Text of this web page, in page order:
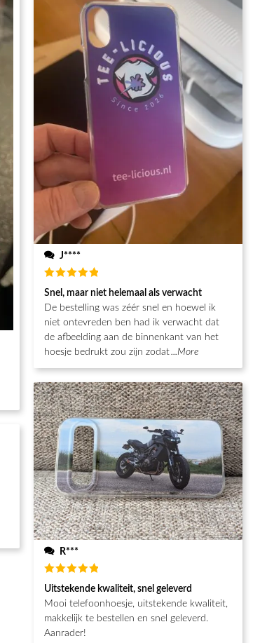
J****
Waardering
5uit 5
Snel, maar niet helemaal als verwacht
De bestelling was zéér snel en hoewel ik
niet ontevreden ben had ik verwacht dat
de afbeelding aan de binnenkant van het
hoesje bedrukt zou zijn zodat...More
R***
Waardering
5uit 5
Uitstekende kwaliteit, snel geleverd
Mooi telefoonhoesje, uitstekende kwaliteit,
makkelijk te bestellen en snel geleverd.
Aanrader!